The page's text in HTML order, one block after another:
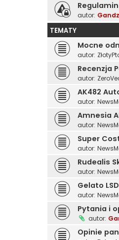
Regulamin
autor:
TEMATY
Mocne
autor:
Recenzja
autor:
AK482
autor:
Amnesia
autor:
Super
autor:
Rudealis
autor:
Gelato
autor:
Pytania i
autor:
Opinie